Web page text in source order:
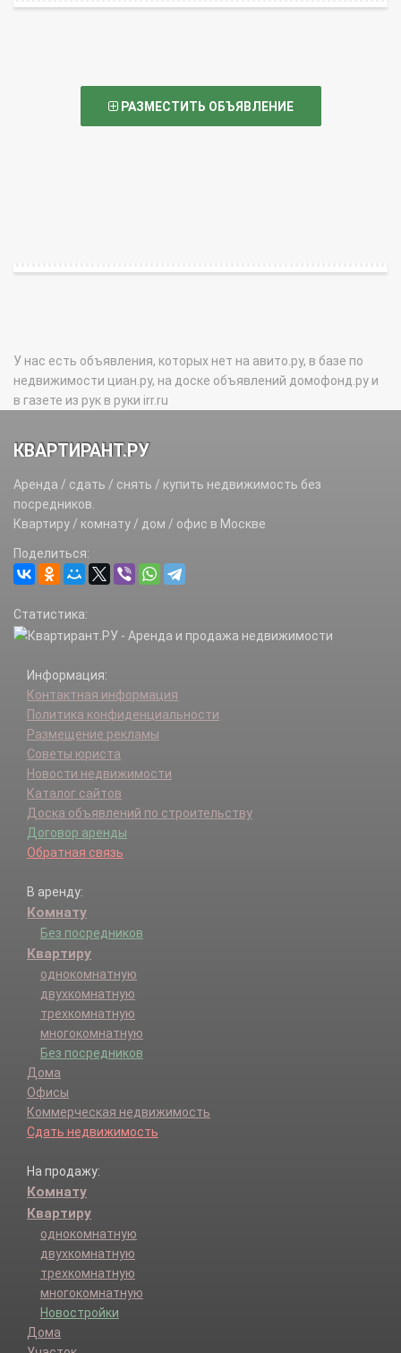
РАЗМЕСТИТЬ ОБЪЯВЛЕНИЕ
У нас есть объявления, которых нет на авито.ру, в базе по
недвижимости циан.ру, на доске объявлений домофонд.ру и
в газете из рук в руки irr.ru
КВАРТИРАНТ.РУ
Аренда / сдать / снять / купить недвижимость без
посредников.
Квартиру / комнату / дом / офис в Москве
Поделиться:
Статистика:
Информация:
Контактная информация
Политика конфиденциальности
Размещение рекламы
Советы юриста
Новости недвижимости
Каталог сайтов
Доска объявлений по строительству
Договор аренды
Обратная связь
В аренду:
Комнату
Без посредников
Квартиру
однокомнатную
двухкомнатную
трехкомнатную
многокомнатную
Без посредников
Дома
Офисы
Коммерческая недвижимость
Сдать недвижимость
На продажу:
Комнату
Квартиру
однокомнатную
двухкомнатную
трехкомнатную
многокомнатную
Новостройки
Дома